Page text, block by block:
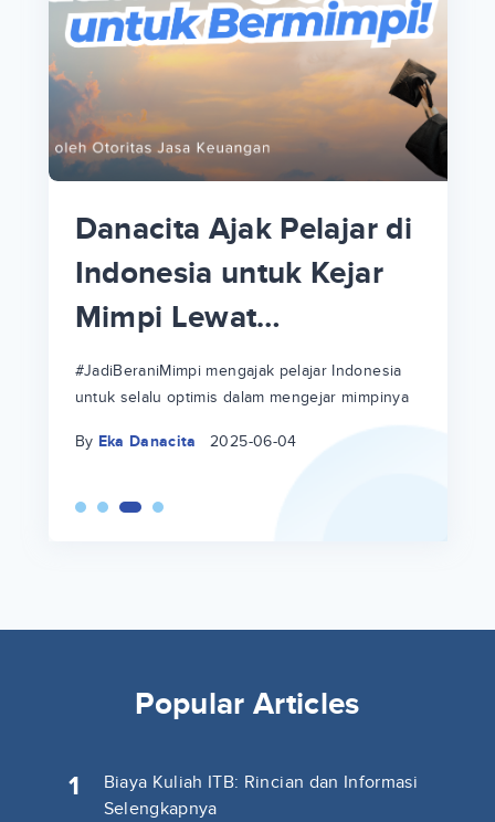
Danacita Ajak Pelajar di
Indonesia untuk Kejar
Mimpi Lewat
#JadiBeraniMimpi
#JadiBeraniMimpi mengajak pelajar Indonesia
untuk selalu optimis dalam mengejar mimpinya
By Eka Danacita 2025-06-04
Popular Articles
1
Biaya Kuliah ITB: Rincian dan Informasi
Selengkapnya